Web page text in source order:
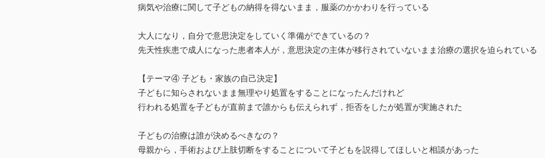
病気や治療に関して子どもの納得を得ないまま，服薬のかかわりを行っている
大人になり，自分で意思決定をしていく準備ができているの？
先天性疾患で成人になった患者本人が，意思決定の主体が移行されていないまま治療の選択を迫られている
【テーマ④ 子ども・家族の自己決定】
子どもに知らされないまま無理やり処置をすることになったんだけれど
行われる処置を子どもが直前まで誰からも伝えられず，拒否をしたが処置が実施された
子どもの治療は誰が決めるべきなの？
母親から，手術および上肢切断をすることについて子どもを説得してほしいと相談があった